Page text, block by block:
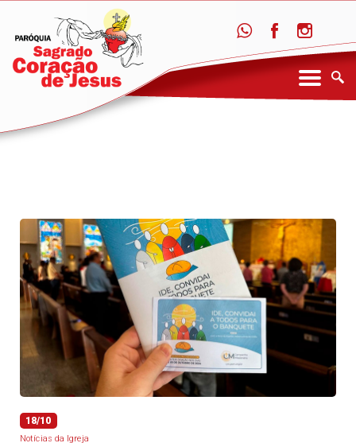
18/10
Notícias da Igreja